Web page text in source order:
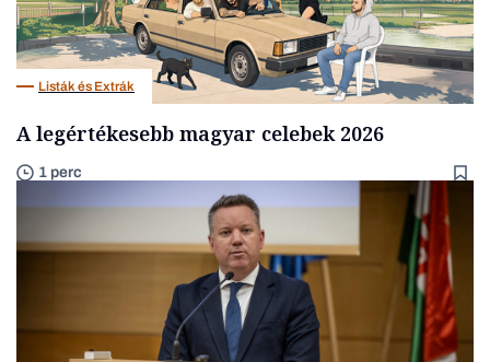
Listák és Extrák
A legértékesebb magyar celebek 2026
1 perc